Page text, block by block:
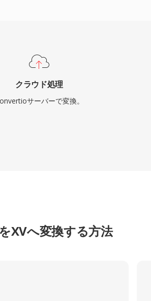
クラウド処理
サーバーで変換。
XVへ変換する方法